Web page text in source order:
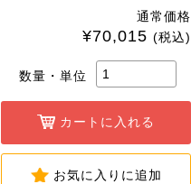
通常価格
¥70,015 (税込)
数量・単位
カートに入れる
お気に入りに追加